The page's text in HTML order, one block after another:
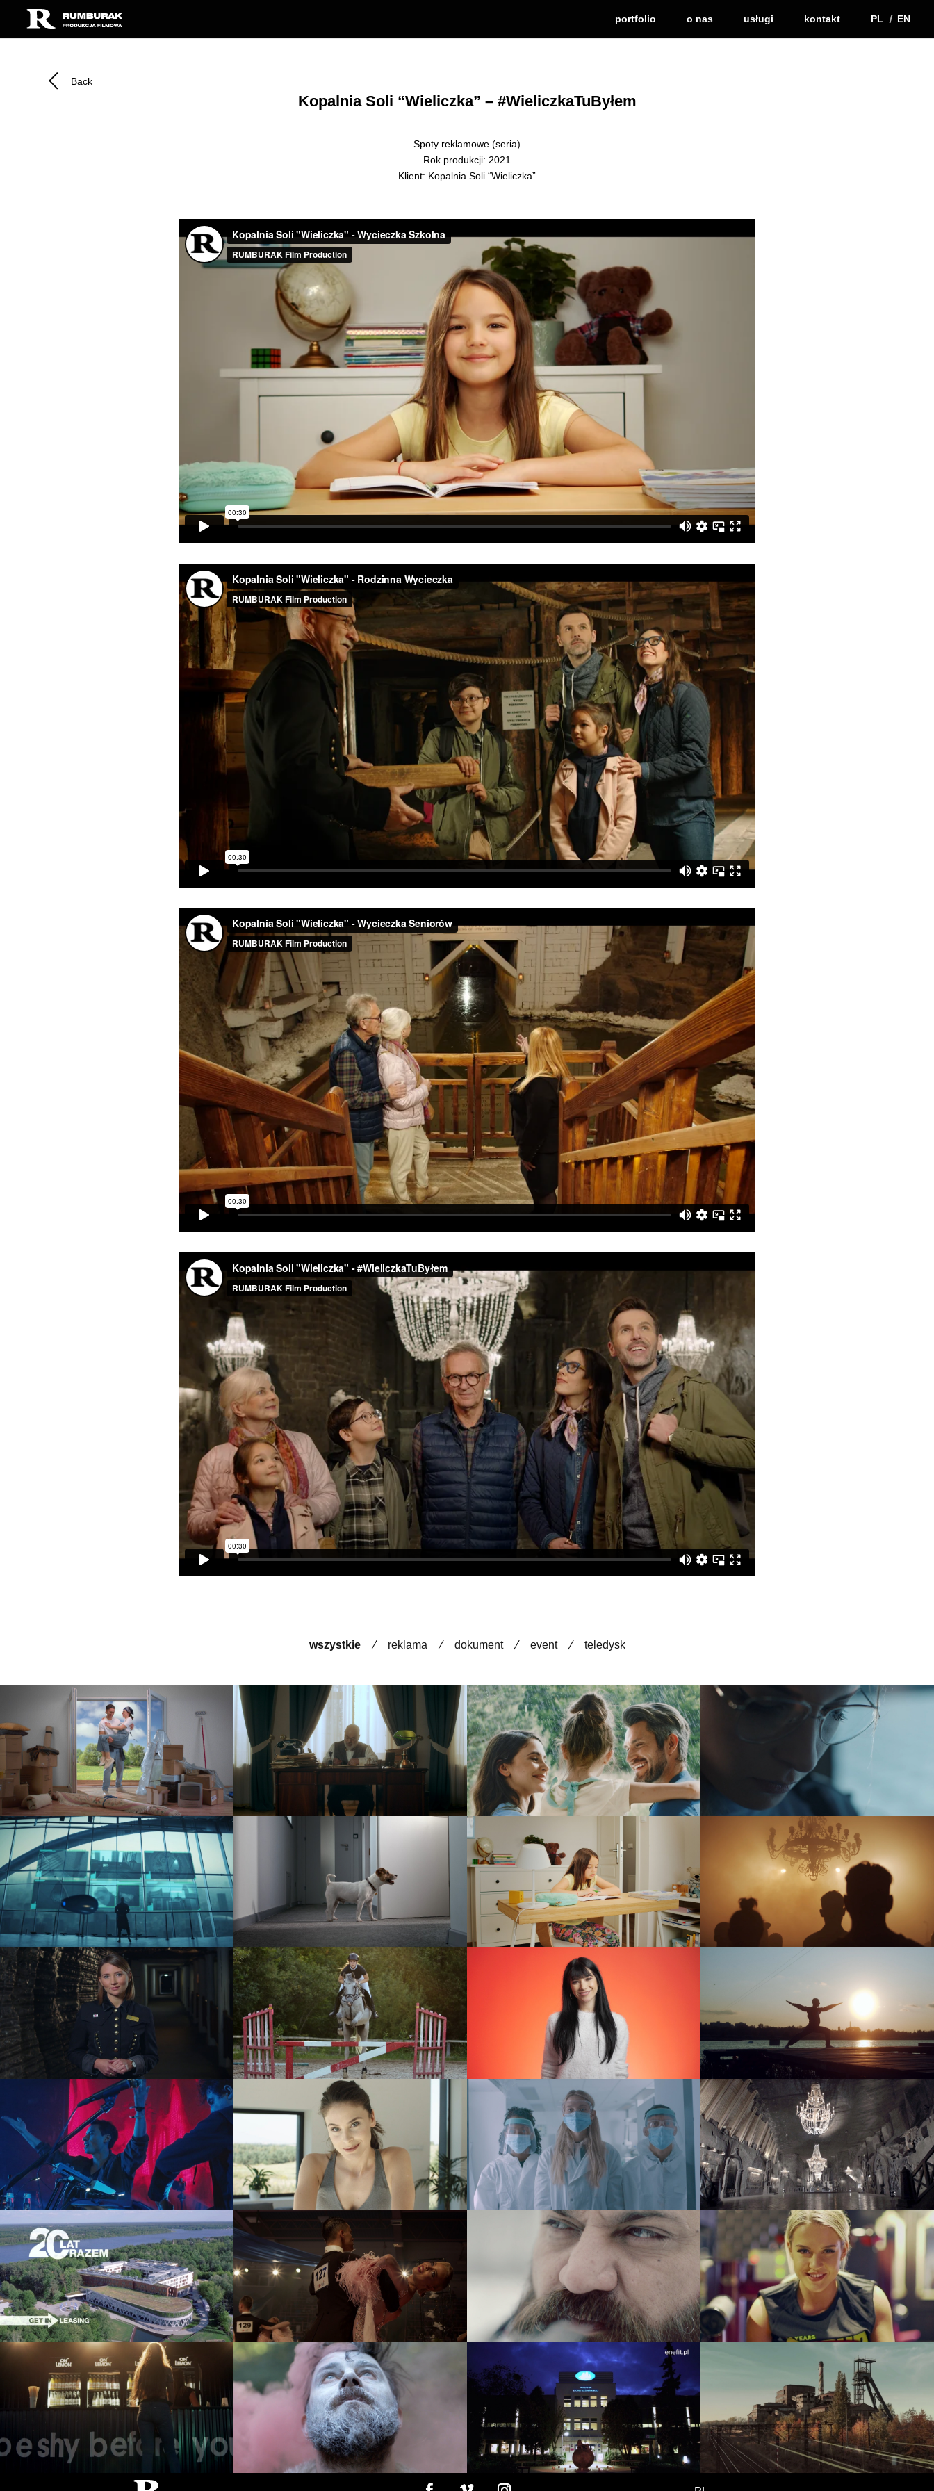
portfolio o nas usługi kontakt PL EN
Back
Kopalnia Soli “Wieliczka” – #WieliczkaTuByłem
Spoty reklamowe (seria)
Rok produkcji: 2021
Klient: Kopalnia Soli “Wieliczka”
wszystkie reklama dokument event teledysk
Kapica – Zaufanie na lata
reklama
Fundacja Zwierz
reklama
Kapica – Piękno w szczegółach
reklama
ASP Katowice
reklama
Korbowód – Clean Out
teledysk
Yeelight
reklama
Kopalnia Soli “Wieliczka” –
#WieliczkaTuByłem
reklama
AlterFest 2019
event
Kopalnia Soli “Wieliczka” –
Przewodnicy
reklama
PetsDiag – Beesfund
dokument
Bystronic – CoE Kraków
reklama
EH Street Wear
reklama
KAMP! Live
event teledysk
Elitum
reklama
PetsDiag
reklama
Kopalnia Soli “Wieliczka” – Solne
Królestwo
dokument
Getin Leasing – 20-lecie
event
Galen Dance Festival
event
Mill Jard – Uciekaj
teledysk
McFIT Katowice
event reklama
On Lemon – OFF Festival
Mill Jard – Wieża radości wieża
samotności
teledysk
Enefit – Akademia im. Leona
Koźmieńskiego
dokument
Milcz Serce – Mysłowice
teledysk